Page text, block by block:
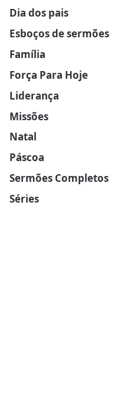
Dia dos pais
Esboços de sermões
Família
Força Para Hoje
Liderança
Missões
Natal
Páscoa
Sermões Completos
Séries